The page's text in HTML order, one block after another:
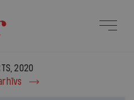
2020
2020